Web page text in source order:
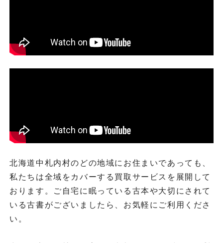
北海道中札内村のどの地域にお住まいであっても、
私たちは全域をカバーする買取サービスを展開して
おります。ご自宅に眠っている古本や大切にされて
いる古書がございましたら、お気軽にご利用くださ
い。